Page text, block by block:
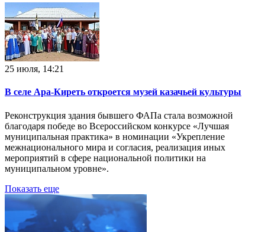
25 июля, 14:21
В селе Ара-Киреть откроется музей казачьей культуры
Реконструкция здания бывшего ФАПа стала возможной
благодаря победе во Всероссийском конкурсе «Лучшая
муниципальная практика» в номинации «Укрепление
межнационального мира и согласия, реализация иных
мероприятий в сфере национальной политики на
муниципальном уровне».
Показать еще